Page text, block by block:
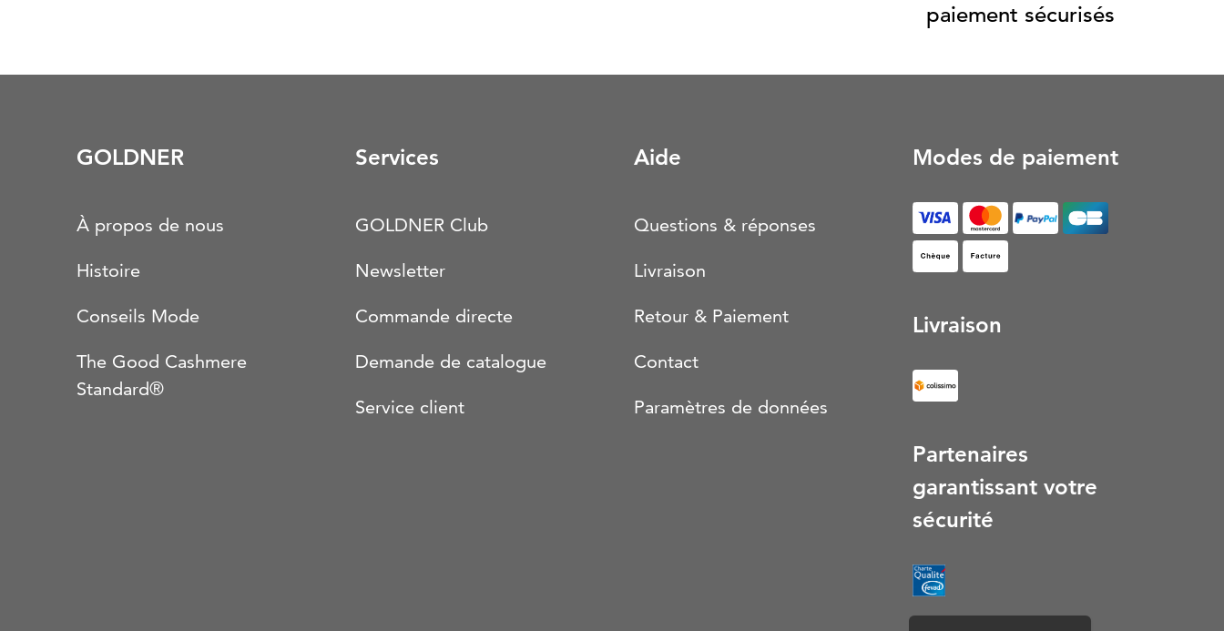
paiement sécurisés
GOLDNER
À propos de nous
Histoire
Conseils Mode
The Good Cashmere
Standard®
Services
GOLDNER Club
Newsletter
Commande directe
Demande de catalogue
Service client
Aide
Questions & réponses
Livraison
Retour & Paiement
Contact
Paramètres de données
Modes de paiement
Facture (S’ouvre dans un nouvel onglet)
Livraison
Partenaires
garantissant votre
sécurité